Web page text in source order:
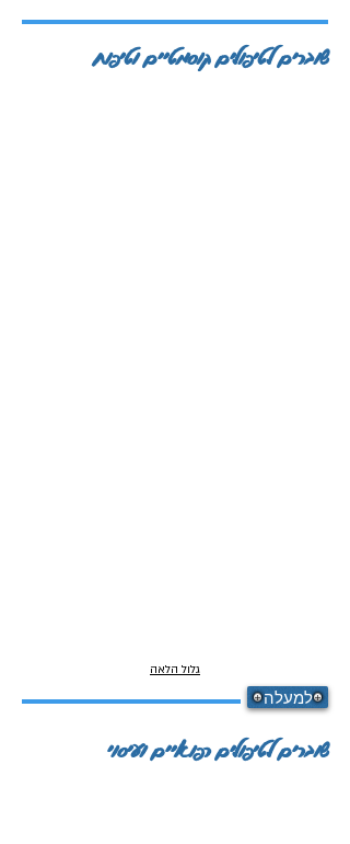
שוברים לטיפולים קוסמטיים וטיפוח
גלול הלאה
למעלה
שוברים לטיפולים רפואיים ועיסוי